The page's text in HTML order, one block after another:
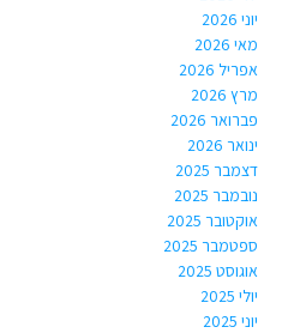
יוני 2026
מאי 2026
אפריל 2026
מרץ 2026
פברואר 2026
ינואר 2026
דצמבר 2025
נובמבר 2025
אוקטובר 2025
ספטמבר 2025
אוגוסט 2025
יולי 2025
יוני 2025